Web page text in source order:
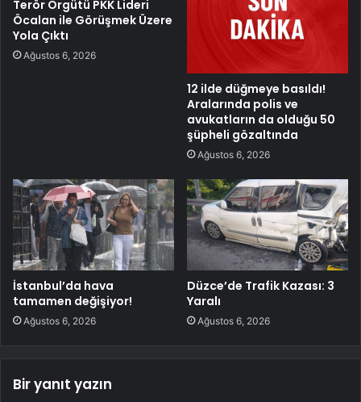
Terör Örgütü PKK Lideri
Öcalan ile Görüşmek Üzere
Yola Çıktı
Ağustos 6, 2026
12 ilde düğmeye basıldı!
Aralarında polis ve
avukatların da olduğu 50
şüpheli gözaltında
Ağustos 6, 2026
İstanbul’da hava
tamamen değişiyor!
Ağustos 6, 2026
Düzce’de Trafik Kazası: 3
Yaralı
Ağustos 6, 2026
Bir yanıt yazın